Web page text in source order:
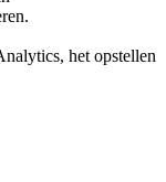
het opstellen